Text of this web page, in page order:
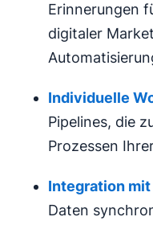
Erinnerungen
digitaler
Individuelle
Pipelines, die
Prozessen
Integration mit
Daten